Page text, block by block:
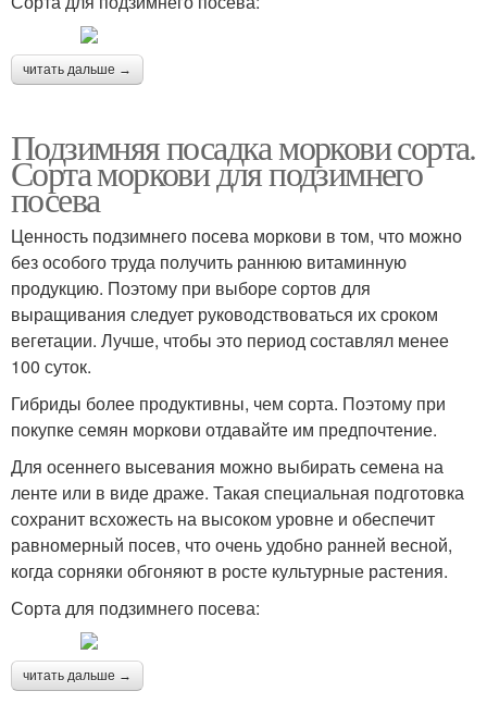
читать дальше →
Подзимняя посадка моркови сорта.
Сорта моркови для подзимнего
посева
Ценность подзимнего посева моркови в том, что можно
без особого труда получить раннюю витаминную
продукцию. Поэтому при выборе сортов для
выращивания следует руководствоваться их сроком
вегетации. Лучше, чтобы это период составлял менее
100 суток.
Гибриды более продуктивны, чем сорта. Поэтому при
покупке семян моркови отдавайте им предпочтение.
Для осеннего высевания можно выбирать семена на
ленте или в виде драже. Такая специальная подготовка
сохранит всхожесть на высоком уровне и обеспечит
равномерный посев, что очень удобно ранней весной,
когда сорняки обгоняют в росте культурные растения.
Сорта для подзимнего посева:
читать дальше →